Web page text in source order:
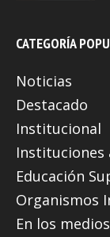
CATEGORÍA
Noticias
Destacado
Institucional
Instituciones
Educación
Organismos
En los medios